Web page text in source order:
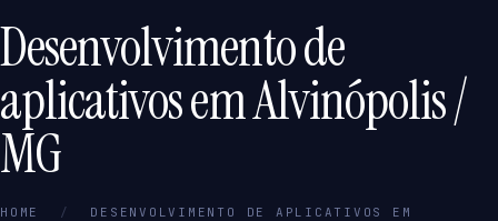
Desenvolvimento de
aplicativos em Alvinópolis /
MG
HOME /
DESENVOLVIMENTO DE APLICATIVOS EM